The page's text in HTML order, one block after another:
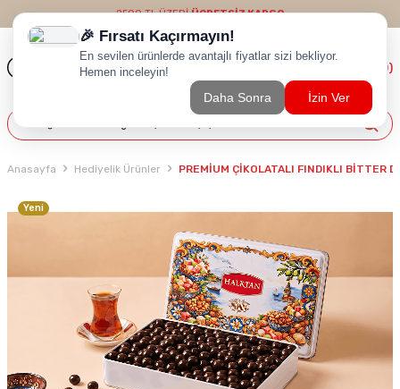
2500 TL ÜZERİÜCRETSİZ KARGO
0)
Anasayfa Hediyelik Ürünler PREMİUM ÇİKOLATALI FINDIKLI BİTTER
Yeni